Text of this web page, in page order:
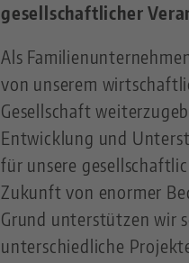
gesellschaftlicher
Als
von unserem
Gesellschaft
Entwicklung und
für unsere
Zukunft von enormer
Grund unterstützen wir
unterschiedliche